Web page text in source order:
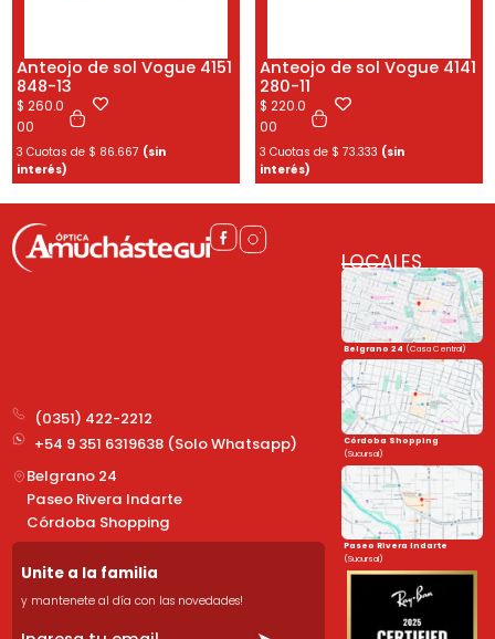
Anteojo de sol Vogue 4151
848-13
$ 260.0
00
3 Cuotas de $ 86.667 (sin
interés)
Anteojo de sol Vogue 4141
280-11
$ 220.0
00
3 Cuotas de $ 73.333 (sin
interés)
(0351) 422-2212
+54 9 351 6319638 (Solo Whatsapp)
Belgrano 24
Paseo Rivera Indarte
Córdoba Shopping
Unite a la familia
y mantenete al día con las novedades!
LOCALES
Belgrano 24 (Casa Central)
Córdoba Shopping
(Sucursal)
Paseo Rivera Indarte
(Sucursal)